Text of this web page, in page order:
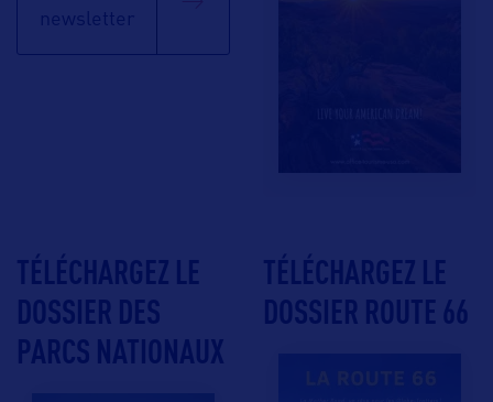
newsletter
TÉLÉCHARGEZ LE
DOSSIER DES
PARCS NATIONAUX
TÉLÉCHARGEZ LE
DOSSIER ROUTE 66